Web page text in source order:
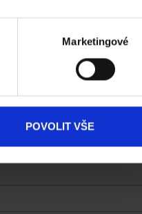
Marketingové
POVOLIT VŠE